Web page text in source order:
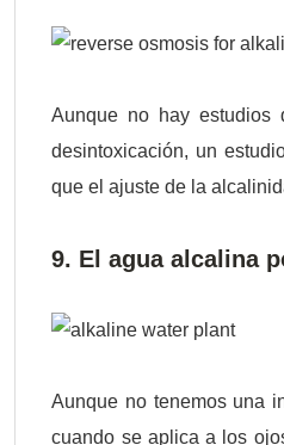
Aunque no hay estudios
desintoxicación, un
que el ajuste de la
9. El agua alcalina
Aunque no tenemos una
cuando se aplica a los